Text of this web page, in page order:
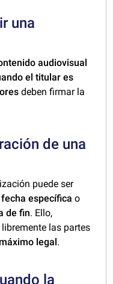
una
audiovisual
el titular es
deben firmar la
de una
puede ser
específica o
de fin. Ello,
las partes
legal .
la